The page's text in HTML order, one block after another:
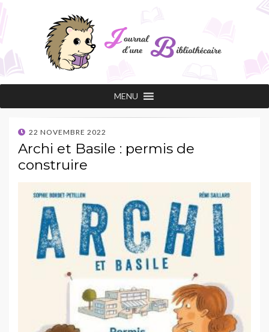
Journal d'une
bibliothécaire
Les conseils de lecture d'une professionnelle
passionnée !
MENU
POSTED
ON
22 NOVEMBRE 2022
Archi et Basile : permis de
construire